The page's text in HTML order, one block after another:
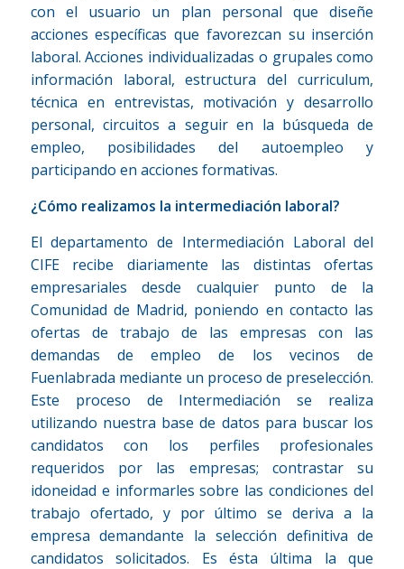
con el usuario un plan personal que diseñe
acciones específicas que favorezcan su inserción
laboral. Acciones individualizadas o grupales como
información laboral, estructura del curriculum,
técnica en entrevistas, motivación y desarrollo
personal, circuitos a seguir en la búsqueda de
empleo, posibilidades del autoempleo y
participando en acciones formativas.
¿Cómo realizamos la intermediación laboral?
El departamento de Intermediación Laboral del
CIFE recibe diariamente las distintas ofertas
empresariales desde cualquier punto de la
Comunidad de Madrid, poniendo en contacto las
ofertas de trabajo de las empresas con las
demandas de empleo de los vecinos de
Fuenlabrada mediante un proceso de preselección.
Este proceso de Intermediación se realiza
utilizando nuestra base de datos para buscar los
candidatos con los perfiles profesionales
requeridos por las empresas; contrastar su
idoneidad e informarles sobre las condiciones del
trabajo ofertado, y por último se deriva a la
empresa demandante la selección definitiva de
candidatos solicitados. Es ésta última la que